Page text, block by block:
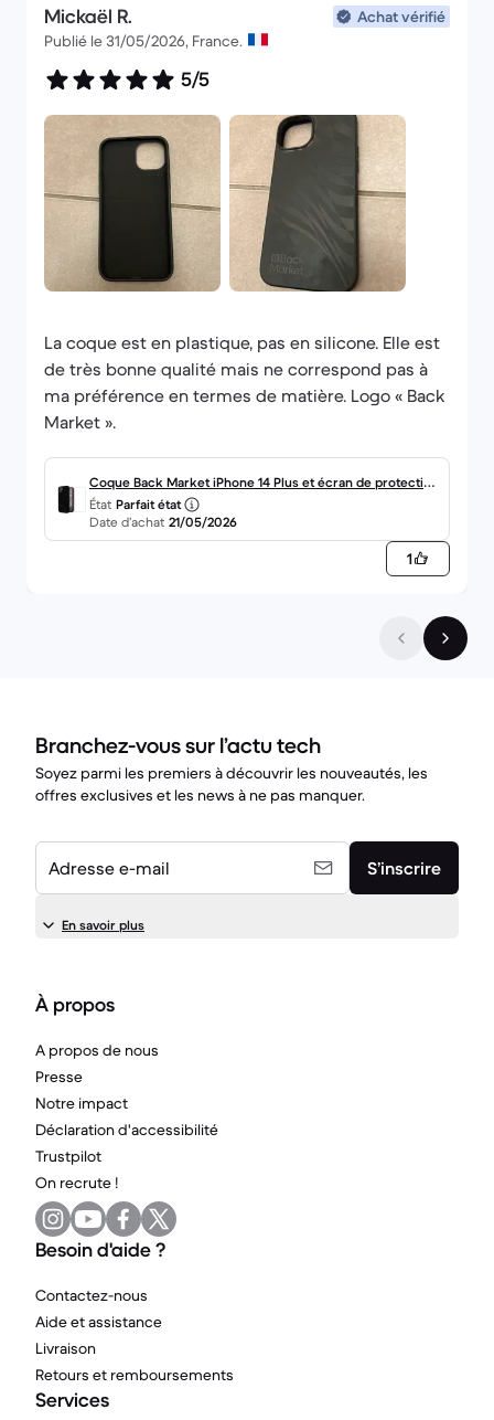
Mickaël R.
Achat vérifié
Publié le 31/05/2026, France.
5/5
La coque est en plastique, pas en silicone. Elle est
de très bonne qualité mais ne correspond pas à
ma préférence en termes de matière. Logo « Back
Market ».
Coque Back Market iPhone 14 Plus et écran de protection
- Plastique recyclé - Noir
État Parfait état
Date d’achat 21/05/2026
1
Branchez-vous sur l’actu tech
Soyez parmi les premiers à découvrir les nouveautés, les
offres exclusives et les news à ne pas manquer.
Adresse e-mail S’inscrire
En savoir plus
À propos
A propos de nous
Presse
Notre impact
Déclaration d'accessibilité
Trustpilot
On recrute !
Besoin d'aide ?
Contactez-nous
Aide et assistance
Livraison
Retours et remboursements
Services